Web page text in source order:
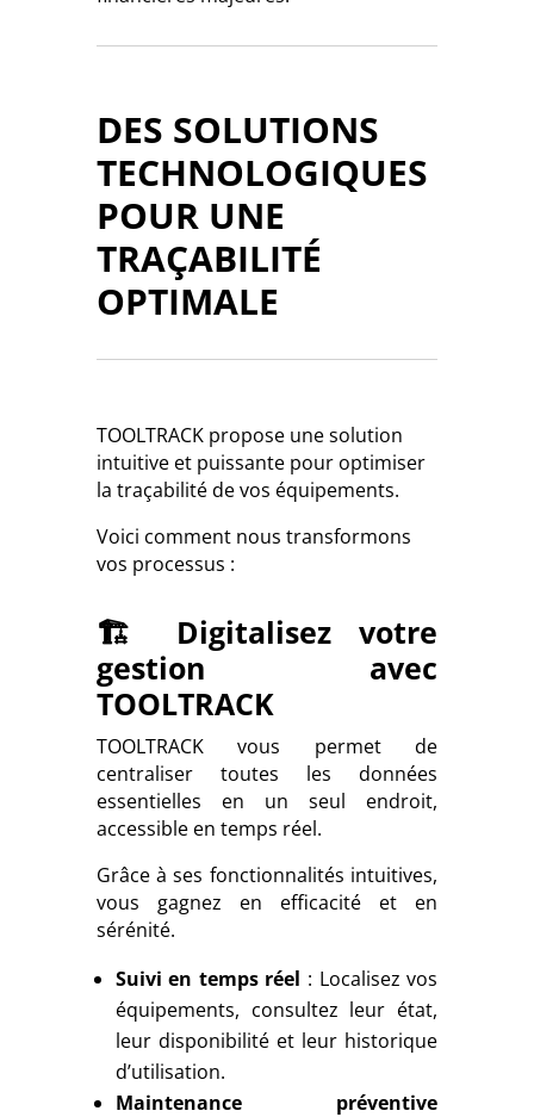
DES SOLUTIONS
TECHNOLOGIQUES
POUR UNE
TRAÇABILITÉ
OPTIMALE
TOOLTRACK propose une solution
intuitive et puissante pour optimiser
la traçabilité de vos équipements.
Voici comment nous transformons
vos processus :
🏗️ Digitalisez votre
gestion avec
TOOLTRACK
TOOLTRACK vous permet de
centraliser toutes les données
essentielles en un seul endroit,
accessible en temps réel.
Grâce à ses fonctionnalités intuitives,
vous gagnez en efficacité et en
sérénité.
Suivi en temps réel : Localisez vos
équipements, consultez leur état,
leur disponibilité et leur historique
d’utilisation.
Maintenance préventive